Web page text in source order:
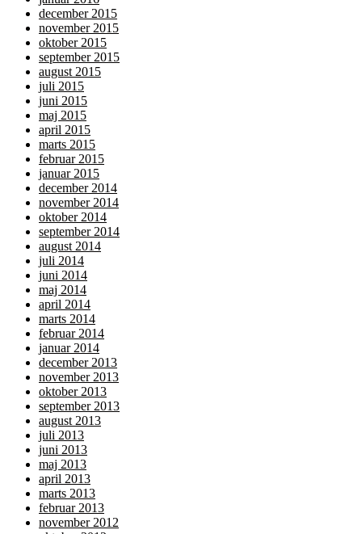
december 2015
november 2015
oktober 2015
september 2015
august 2015
juli 2015
juni 2015
maj 2015
april 2015
marts 2015
februar 2015
januar 2015
december 2014
november 2014
oktober 2014
september 2014
august 2014
juli 2014
juni 2014
maj 2014
april 2014
marts 2014
februar 2014
januar 2014
december 2013
november 2013
oktober 2013
september 2013
august 2013
juli 2013
juni 2013
maj 2013
april 2013
marts 2013
februar 2013
november 2012